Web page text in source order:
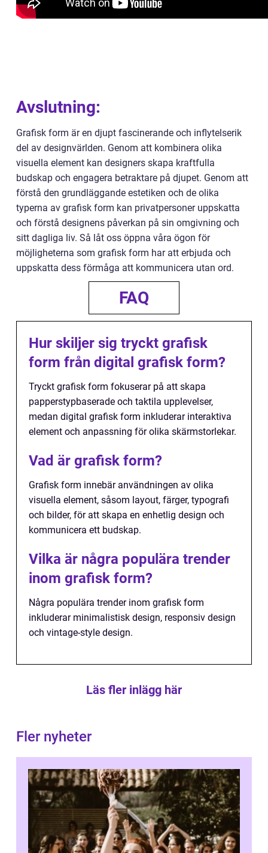
Avslutning:
Grafisk form är en djupt fascinerande och inflytelserik
del av designvärlden. Genom att kombinera olika
visuella element kan designers skapa kraftfulla
budskap och engagera betraktare på djupet. Genom att
förstå den grundläggande estetiken och de olika
typerna av grafisk form kan privatpersoner uppskatta
och förstå designens påverkan på sin omgivning och
sitt dagliga liv. Så låt oss öppna våra ögon för
möjligheterna som grafisk form har att erbjuda och
uppskatta dess förmåga att kommunicera utan ord.
FAQ
Hur skiljer sig tryckt grafisk
form från digital grafisk form?
Tryckt grafisk form fokuserar på att skapa
papperstypbaserade och taktila upplevelser,
medan digital grafisk form inkluderar interaktiva
element och anpassning för olika skärmstorlekar.
Vad är grafisk form?
Grafisk form innebär användningen av olika
visuella element, såsom layout, färger, typografi
och bilder, för att skapa en enhetlig design och
kommunicera ett budskap.
Vilka är några populära trender
inom grafisk form?
Några populära trender inom grafisk form
inkluderar minimalistisk design, responsiv design
och vintage-style design.
Läs fler inlägg här
Fler nyheter